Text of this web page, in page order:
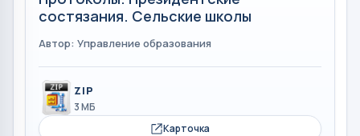
состязания. Сельские школы
Автор: Управление образования
ZIP
3 МБ
Карточка